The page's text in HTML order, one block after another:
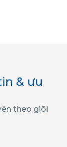
& ưu
theo giõi